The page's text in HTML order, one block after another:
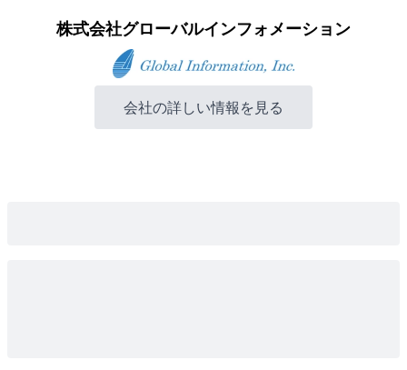
株式会社グローバルインフォメーション
会社の詳しい情報を見る